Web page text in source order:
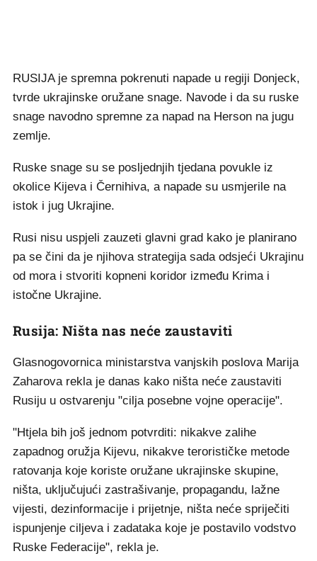
RUSIJA je spremna pokrenuti napade u regiji Donjeck,
tvrde ukrajinske oružane snage. Navode i da su ruske
snage navodno spremne za napad na Herson na jugu
zemlje.
Ruske snage su se posljednjih tjedana povukle iz
okolice Kijeva i Černihiva, a napade su usmjerile na
istok i jug Ukrajine.
Rusi nisu uspjeli zauzeti glavni grad kako je planirano
pa se čini da je njihova strategija sada odsjeći Ukrajinu
od mora i stvoriti kopneni koridor između Krima i
istočne Ukrajine.
Rusija: Ništa nas neće zaustaviti
Glasnogovornica ministarstva vanjskih poslova Marija
Zaharova rekla je danas kako ništa neće zaustaviti
Rusiju u ostvarenju "cilja posebne vojne operacije".
"Htjela bih još jednom potvrditi: nikakve zalihe
zapadnog oružja Kijevu, nikakve terorističke metode
ratovanja koje koriste oružane ukrajinske skupine,
ništa, uključujući zastrašivanje, propagandu, lažne
vijesti, dezinformacije i prijetnje, ništa neće spriječiti
ispunjenje ciljeva i zadataka koje je postavilo vodstvo
Ruske Federacije", rekla je.